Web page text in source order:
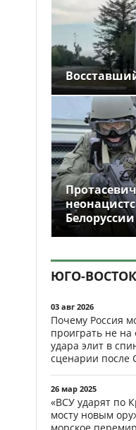
Белоруссии
ЮГО-ВОСТОК
03 авг 2026
Почему Россия
проиграть не на
удара элит в
сценарии после
26 мар 2025
«ВСУ ударят по
мосту новым